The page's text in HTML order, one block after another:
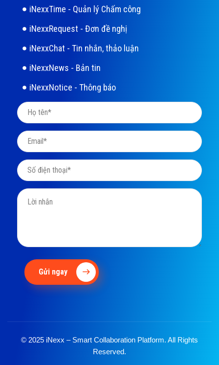
iNexxTime - Quản lý Chấm công
iNexxRequest - Đơn đề nghị
iNexxChat - Tin nhắn, thảo luận
iNexxNews - Bản tin
iNexxNotice - Thông báo
Gửi ngay
© 2025 iNexx – Smart Collaboration Platform. All Rights
Reserved.